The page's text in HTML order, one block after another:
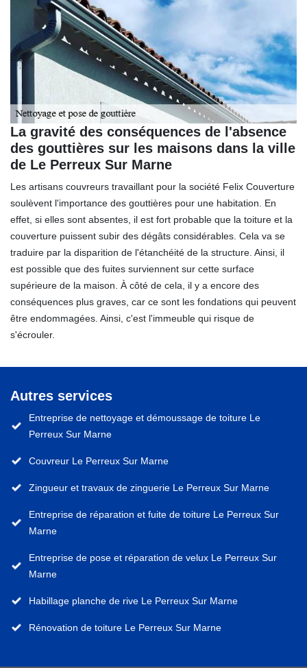
La gravité des conséquences de l'absence
des gouttières sur les maisons dans la ville
de Le Perreux Sur Marne
Les artisans couvreurs travaillant pour la société Felix Couverture
soulèvent l'importance des gouttières pour une habitation. En
effet, si elles sont absentes, il est fort probable que la toiture et la
couverture puissent subir des dégâts considérables. Cela va se
traduire par la disparition de l'étanchéité de la structure. Ainsi, il
est possible que des fuites surviennent sur cette surface
supérieure de la maison. À côté de cela, il y a encore des
conséquences plus graves, car ce sont les fondations qui peuvent
être endommagées. Ainsi, c'est l'immeuble qui risque de
s'écrouler.
Autres services
Entreprise de nettoyage et démoussage de toiture Le
Perreux Sur Marne
Couvreur Le Perreux Sur Marne
Zingueur et travaux de zinguerie Le Perreux Sur Marne
Entreprise de réparation et fuite de toiture Le Perreux Sur
Marne
Entreprise de pose et réparation de velux Le Perreux Sur
Marne
Habillage planche de rive Le Perreux Sur Marne
Rénovation de toiture Le Perreux Sur Marne